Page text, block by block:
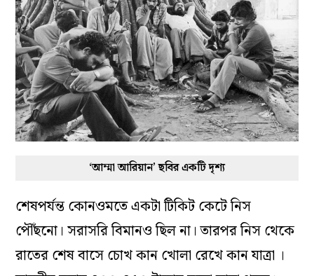
‘আম্মা আরিয়ান’ ছবির একটি দৃশ্য
শেষপর্যন্ত কোনওমতে একটা টিকিট কেটে নিস
পৌঁছনো। সরাসরি বিমানও ছিল না। তারপর নিস থেকে
রাতের শেষ বাসে চোখ কান খোলা রেখে কান যাত্রা ।